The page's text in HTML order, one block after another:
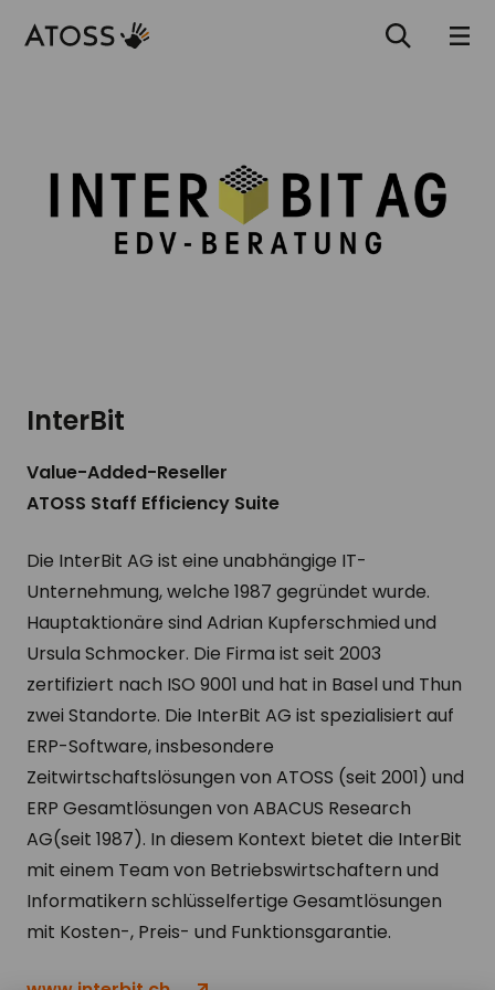
InterBit
Value-Added-Reseller
ATOSS Staff Efficiency Suite
Die InterBit AG ist eine unabhängige IT-
Unternehmung, welche 1987 gegründet wurde.
Hauptaktionäre sind Adrian Kupferschmied und
Ursula Schmocker. Die Firma ist seit 2003
zertifiziert nach ISO 9001 und hat in Basel und Thun
zwei Standorte. Die InterBit AG ist spezialisiert auf
ERP-Software, insbesondere
Zeitwirtschaftslösungen von ATOSS (seit 2001) und
ERP Gesamtlösungen von ABACUS Research
AG(seit 1987). In diesem Kontext bietet die InterBit
mit einem Team von Betriebswirtschaftern und
Informatikern schlüsselfertige Gesamtlösungen
mit Kosten-, Preis- und Funktionsgarantie.